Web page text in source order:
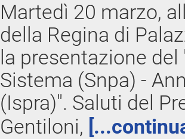
Martedì 20 marzo,
della Regina di
la presentazione
Sistema (Snpa) -
(Ispra)". Saluti del
Gentiloni,